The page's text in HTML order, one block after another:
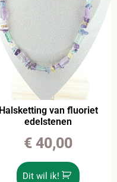
Halsketting van fluoriet
edelstenen
€ 40,00
Dit wil ik!